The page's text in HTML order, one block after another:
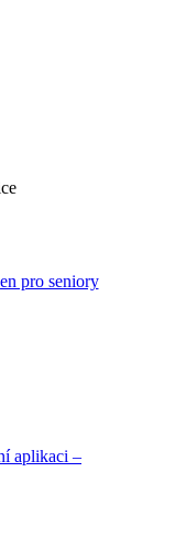
pro seniory
aplikaci –